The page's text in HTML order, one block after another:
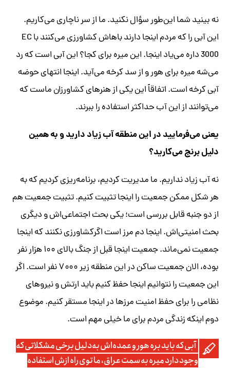
نه بینید شما این‌طور سؤال نکنید. ما از سر ناچاری می‌کاریم.
این آبی را که مردم اینجا دارند باهاش کشاورزی می‌کنند با EC
3000 داره می‌یاد اینجا. این میره برای کجا؟ این آبی است که رد
می‌شه میره برای هور و از سد کرخه می‌آید. اینجا انتهای حوضه
آبی کرخه است. اتفاقاً این یکی از هنرهای کشاورزان ماست که
می‌توانند از این آب حداکثر استفاده را ببرند.
یعنی می‌فرمایید در این منطقه آب زیاد دارید و به همین
دلیل برنج می‌کارید؟
نه آب زیاد نداریم. ما مدیریت کردیم، برنامه‌ریزی کردیم که به
هر شکل ممکن جمعیت را اینجا تثبیت کنیم. تثبیت جمعیت هم
از دو جنبه قابل بررسی است؛ یکی بحث اجتماعی‌اش و دیگری
بحث امنیتی‌اش. اینجا دم مرز است اگرکشاورزی نکنند که اینجا
جمعیت نمی‌ماند. جمعیت اینجا قبل از جنگ بالای ۱۰۰ هزار نفر
بوده، الان جمعیت ساکن در این منطقه زیر ۷۰۰۰ نفر است. اگر
این جمعیت را نتوانیم اینجا حفظ کنیم باید ارتش و نیروهای
نظامی را برای حفظ امنیت مرزها در اینجا مستقر کنیم. موضوع
دوم اینکه زندگی مردم برای ما خیلی مهم است.
آبی که باید بره هور و عمده‌اش به‌دلیل برخی مشکلاتی که
وجود دارد میره به سمت عراق، ما توی راه ازش استفاده